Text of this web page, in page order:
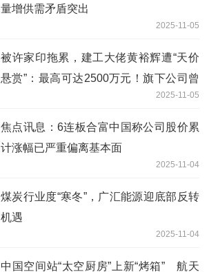
量增供需矛盾突出
2025-11-05
被许家印拖累，建工大佬黄裕辉遭“天价
悬赏”：最高可达2500万元！旗下公司曾
建设东方明珠电视塔、上海环球金融中
心|每日快播
2025-11-05
焦点讯息：6连板合富中国称公司股价累
计涨幅已严重偏离基本面
2025-11-04
煤炭行业度“寒冬”，广汇能源迎底部反转
机遇
2025-11-04
中国空间站“太空厨房”上新“烤箱” 航天